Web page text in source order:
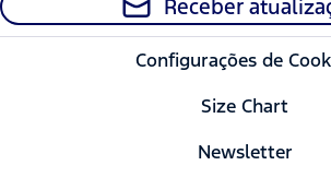
Receber
Configurações de
Size Chart
Newsletter